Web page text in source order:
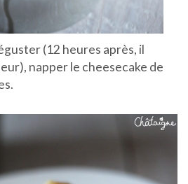
(12 heures après, il
napper le cheesecake de